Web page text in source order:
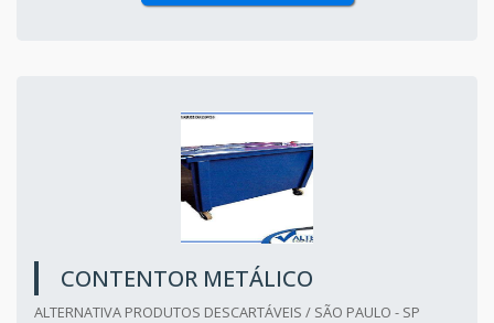
CONTENTOR METÁLICO
ALTERNATIVA PRODUTOS DESCARTÁVEIS / SÃO PAULO - SP